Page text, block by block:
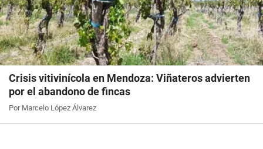
Crisis vitivinícola en Mendoza: Viñateros advierten
por el abandono de fincas
Por Marcelo López Álvarez